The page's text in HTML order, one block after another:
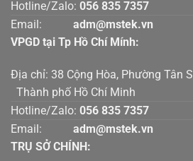
Hotline/Zalo: 056 835 7357
Email:
adm@mstek.vn
VPGD tại Tp Hồ Chí Mính:
Địa chỉ: 38 Cộng Hòa,
Thành phố Hồ Chí Minh
Hotline/Zalo: 056 835 7357
Email:
adm@mstek.vn
TRỤ SỞ CHÍNH: